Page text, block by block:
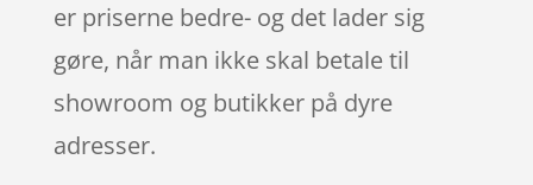
er priserne bedre- og det lader sig
gøre, når man ikke skal betale til
showroom og butikker på dyre
adresser.